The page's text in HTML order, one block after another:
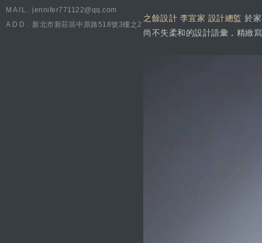
MAIL. jennifer771122@qq.com
ADD.
新北市新莊區中原路518號3樓之2
之餘設計 李宜家 設計總監 於
尚不失柔和的設計語彙，精緻